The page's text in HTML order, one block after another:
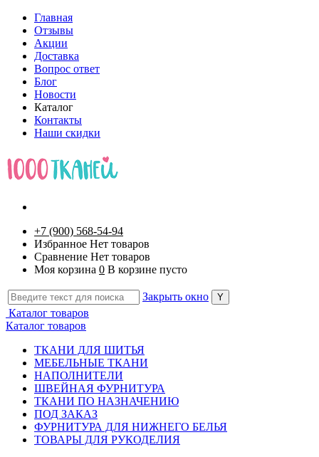
Главная
Отзывы
Акции
Доставка
Вопрос ответ
Блог
Новости
Каталог
Контакты
Наши скидки
+7 (900) 568-54-94
Избранное Нет товаров
Сравнение Нет товаров
Моя корзина 0 В корзине пусто
Закрыть окно
Каталог товаров
Каталог товаров
ТКАНИ ДЛЯ ШИТЬЯ
МЕБЕЛЬНЫЕ ТКАНИ
НАПОЛНИТЕЛИ
ШВЕЙНАЯ ФУРНИТУРА
ТКАНИ ПО НАЗНАЧЕНИЮ
ПОД ЗАКАЗ
ФУРНИТУРА ДЛЯ НИЖНЕГО БЕЛЬЯ
ТОВАРЫ ДЛЯ РУКОДЕЛИЯ